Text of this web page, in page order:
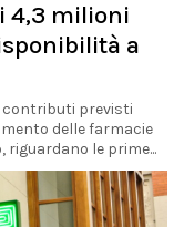
4,3 milioni
a
contributi previsti
delle farmacie
riguardano le prime...